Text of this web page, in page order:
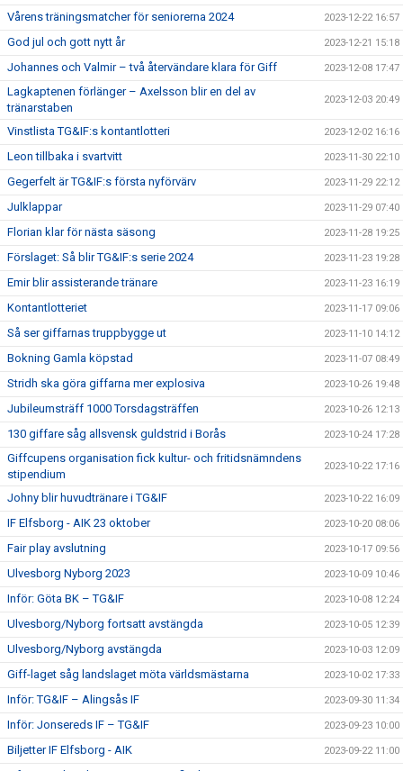
Vårens träningsmatcher för seniorerna 2024 2023-12-22 16:57
God jul och gott nytt år 2023-12-21 15:18
Johannes och Valmir – två återvändare klara för Giff 2023-12-08 17:47
Lagkaptenen förlänger – Axelsson blir en del av
tränarstaben
2023-12-03 20:49
Vinstlista TG&IF:s kontantlotteri 2023-12-02 16:16
Leon tillbaka i svartvitt 2023-11-30 22:10
Gegerfelt är TG&IF:s första nyförvärv 2023-11-29 22:12
Julklappar 2023-11-29 07:40
Florian klar för nästa säsong 2023-11-28 19:25
Förslaget: Så blir TG&IF:s serie 2024 2023-11-23 19:28
Emir blir assisterande tränare 2023-11-23 16:19
Kontantlotteriet 2023-11-17 09:06
Så ser giffarnas truppbygge ut 2023-11-10 14:12
Bokning Gamla köpstad 2023-11-07 08:49
Stridh ska göra giffarna mer explosiva 2023-10-26 19:48
Jubileumsträff 1000 Torsdagsträffen 2023-10-26 12:13
130 giffare såg allsvensk guldstrid i Borås 2023-10-24 17:28
Giffcupens organisation fick kultur- och fritidsnämndens
stipendium
2023-10-22 17:16
Johny blir huvudtränare i TG&IF 2023-10-22 16:09
IF Elfsborg - AIK 23 oktober 2023-10-20 08:06
Fair play avslutning 2023-10-17 09:56
Ulvesborg Nyborg 2023 2023-10-09 10:46
Inför: Göta BK – TG&IF 2023-10-08 12:24
Ulvesborg/Nyborg fortsatt avstängda 2023-10-05 12:39
Ulvesborg/Nyborg avstängda 2023-10-03 12:09
Giff-laget såg landslaget möta världsmästarna 2023-10-02 17:33
Inför: TG&IF – Alingsås IF 2023-09-30 11:34
Inför: Jonsereds IF – TG&IF 2023-09-23 10:00
Biljetter IF Elfsborg - AIK 2023-09-22 11:00